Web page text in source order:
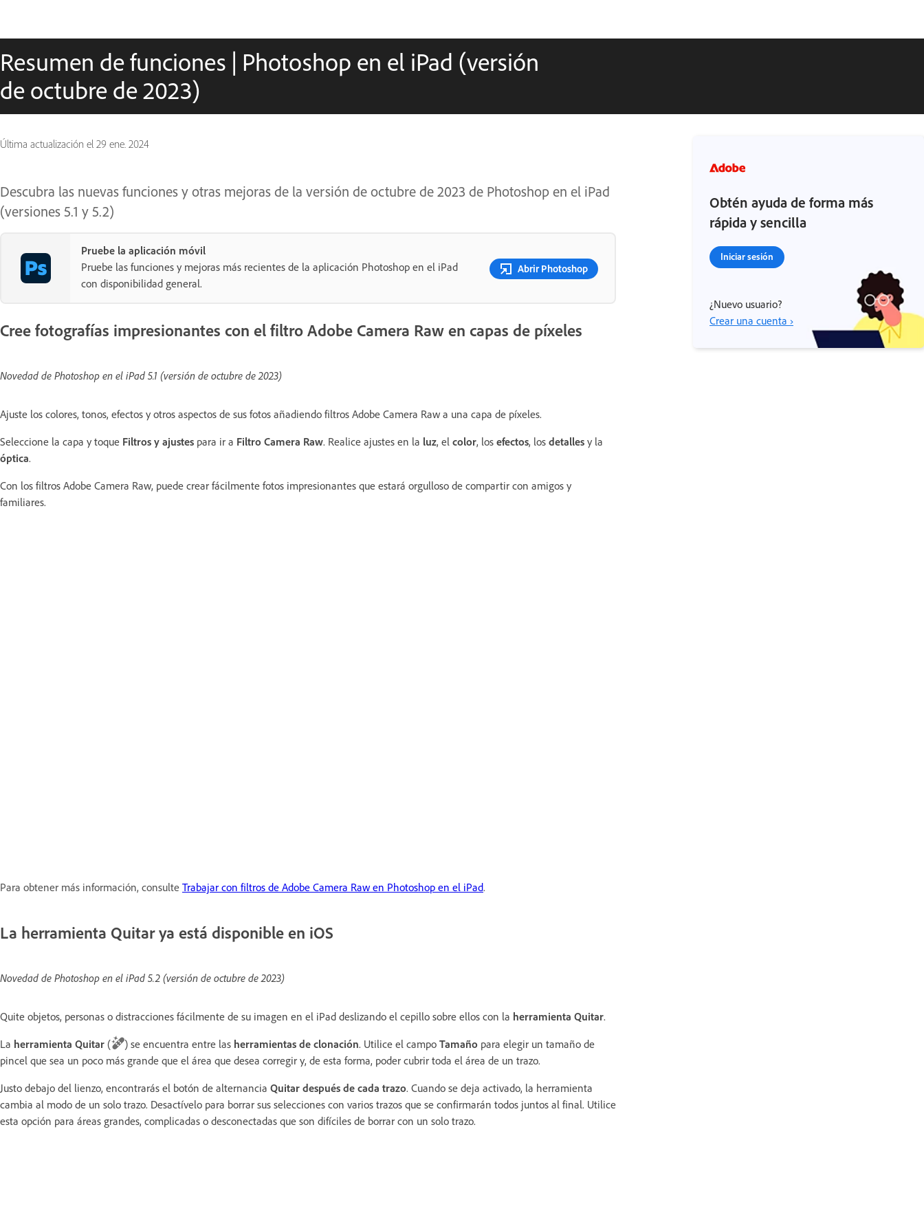
Resumen de funciones | Photoshop en el iPad (versión
de octubre de 2023)
Última actualización el 29 ene. 2024
Descubra las nuevas funciones y otras mejoras de la versión de octubre de 2023 de Photoshop en el iPad
(versiones 5.1 y 5.2)
Pruebe la aplicación móvil
Pruebe las funciones y mejoras más recientes de la aplicación Photoshop en el iPad
con disponibilidad general.
Abrir Photoshop
Cree fotografías impresionantes con el filtro Adobe Camera Raw en capas de píxeles
Novedad de Photoshop en el iPad 5.1 (versión de octubre de 2023)
Ajuste los colores, tonos, efectos y otros aspectos de sus fotos añadiendo filtros Adobe Camera Raw a una capa de píxeles.
Seleccione la capa y toque Filtros y ajustes para ir a Filtro Camera Raw. Realice ajustes en la luz, el color, los efectos, los detalles y la
óptica.
Con los filtros Adobe Camera Raw, puede crear fácilmente fotos impresionantes que estará orgulloso de compartir con amigos y
familiares.
Para obtener más información, consulte Trabajar con filtros de Adobe Camera Raw en Photoshop en el iPad.
La herramienta Quitar ya está disponible en iOS
Novedad de Photoshop en el iPad 5.2 (versión de octubre de 2023)
Quite objetos, personas o distracciones fácilmente de su imagen en el iPad deslizando el cepillo sobre ellos con la herramienta Quitar.
La herramienta Quitar ( ) se encuentra entre las herramientas de clonación. Utilice el campo Tamaño para elegir un tamaño de
pincel que sea un poco más grande que el área que desea corregir y, de esta forma, poder cubrir toda el área de un trazo.
Justo debajo del lienzo, encontrarás el botón de alternancia Quitar después de cada trazo. Cuando se deja activado, la herramienta
cambia al modo de un solo trazo. Desactívelo para borrar sus selecciones con varios trazos que se confirmarán todos juntos al final. Utilice
esta opción para áreas grandes, complicadas o desconectadas que son difíciles de borrar con un solo trazo.
Obtén ayuda de forma más
rápida y sencilla
Iniciar sesión
¿Nuevo usuario?
Crear una cuenta ›